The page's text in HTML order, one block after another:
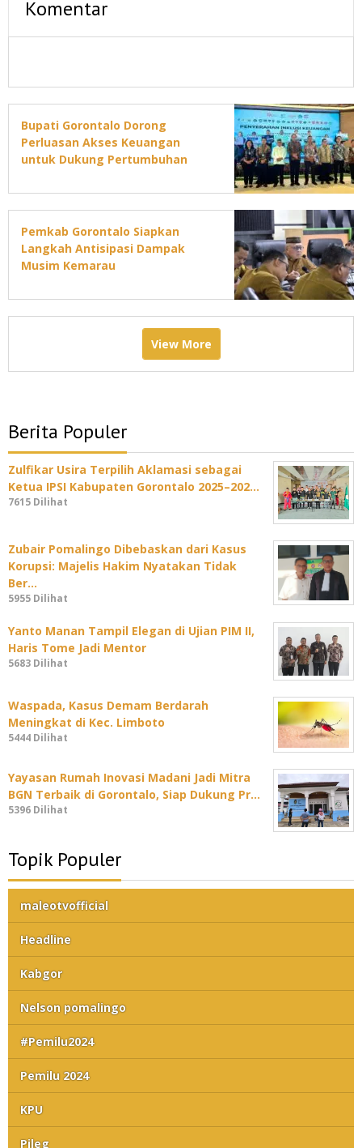
Komentar
Bupati Gorontalo Dorong
Perluasan Akses Keuangan
untuk Dukung Pertumbuhan
Pemkab Gorontalo Siapkan
Langkah Antisipasi Dampak
Musim Kemarau
View More
Berita Populer
Zulfikar Usira Terpilih Aklamasi sebagai
Ketua IPSI Kabupaten Gorontalo 2025–202…
7615 Dilihat
Zubair Pomalingo Dibebaskan dari Kasus
Korupsi: Majelis Hakim Nyatakan Tidak
Ber…
5955 Dilihat
Yanto Manan Tampil Elegan di Ujian PIM II,
Haris Tome Jadi Mentor
5683 Dilihat
Waspada, Kasus Demam Berdarah
Meningkat di Kec. Limboto
5444 Dilihat
Yayasan Rumah Inovasi Madani Jadi Mitra
BGN Terbaik di Gorontalo, Siap Dukung Pr…
5396 Dilihat
Topik Populer
maleotvofficial
Headline
Kabgor
Nelson pomalingo
#Pemilu2024
Pemilu 2024
KPU
Pileg